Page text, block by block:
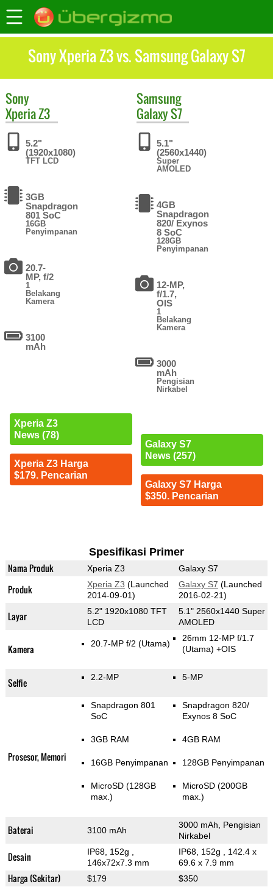
Sony Xperia Z3 vs. Samsung Galaxy S7
Sony
Xperia Z3
5.2"
(1920x1080)
TFT LCD
3GB
Snapdragon
801 SoC
16GB
Penyimpanan
20.7-
MP, f/2
1
Belakang
Kamera
3100
mAh
Xperia Z3
News (78)
Xperia Z3 Harga
$179. Pencarian
Samsung
Galaxy S7
5.1"
(2560x1440)
Super
AMOLED
4GB
Snapdragon
820/ Exynos
8 SoC
128GB
Penyimpanan
12-MP,
f/1.7,
OIS
1
Belakang
Kamera
3000
mAh
Pengisian
Nirkabel
Galaxy S7
News (257)
Galaxy S7 Harga
$350. Pencarian
Spesifikasi Primer
Nama Produk Xperia Z3 Galaxy S7
Produk Xperia Z3 (Launched
2014-09-01)
Galaxy S7 (Launched
2016-02-21)
Layar
5.2" 1920x1080 TFT
LCD
5.1" 2560x1440 Super
AMOLED
Kamera 20.7-MP f/2 (Utama)
26mm 12-MP f/1.7
(Utama) +OIS
Selfie 2.2-MP 5-MP
Prosesor, Memori
Snapdragon 801
SoC
3GB RAM
16GB Penyimpanan
MicroSD (128GB
max.)
Snapdragon 820/
Exynos 8 SoC
4GB RAM
128GB Penyimpanan
MicroSD (200GB
max.)
Baterai 3100 mAh
3000 mAh, Pengisian
Nirkabel
Desain IP68, 152g
146x72x7.3 mm
IP68, 152g
, 142.4 x
69.6 x 7.9 mm
Harga (Sekitar) $179 $350